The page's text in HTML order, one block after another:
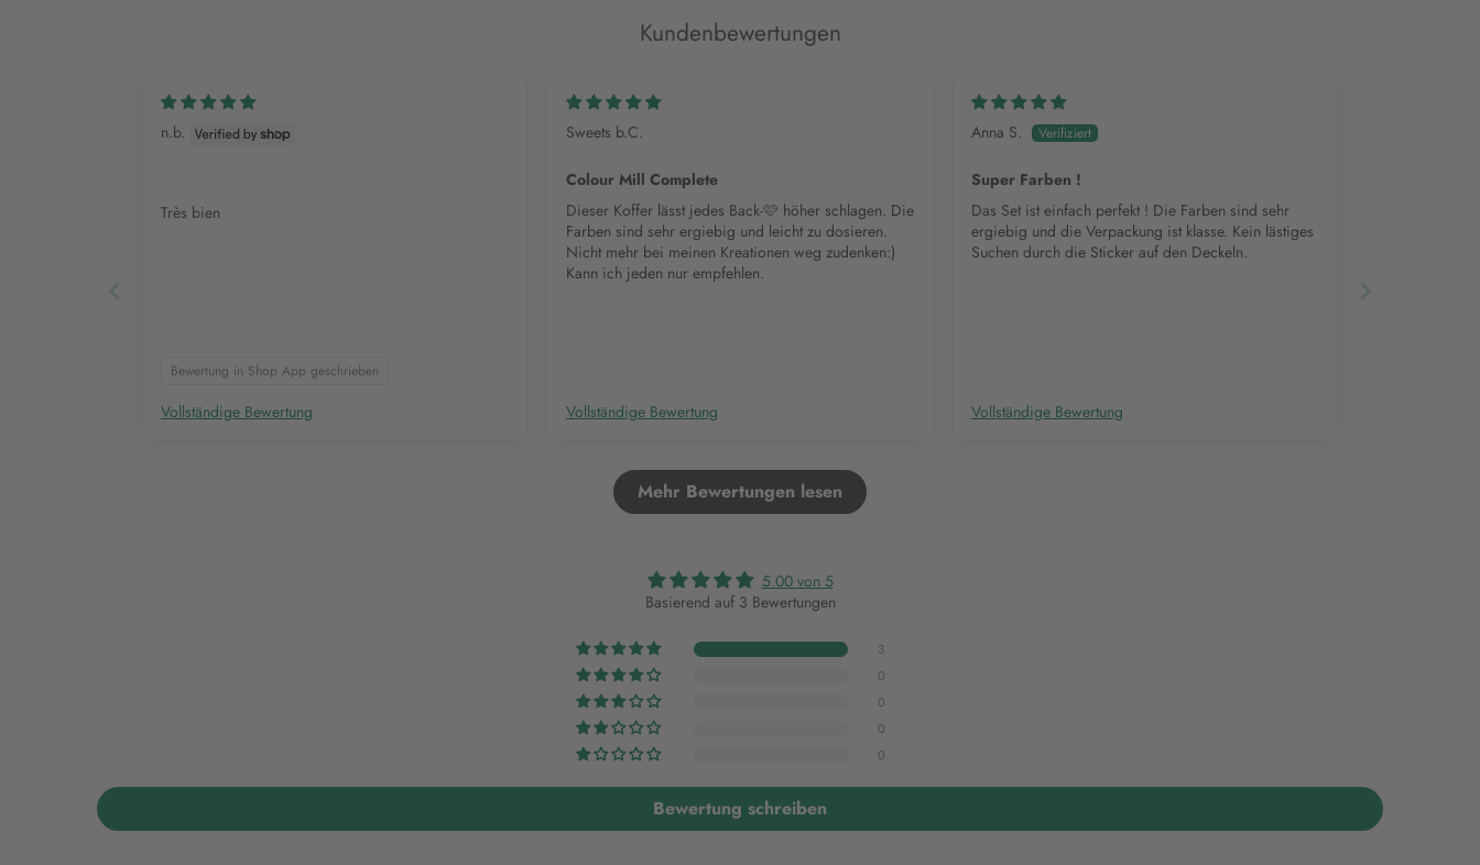
Kundenbewertungen
n.b.
Très bien
Bewertung in Shop App geschrieben
Vollständige Bewertung
Sweets b.C.
Colour Mill Complete
Dieser Koffer lässt jedes Back-🩷 höher schlagen. Die
Farben sind sehr ergiebig und leicht zu dosieren.
Nicht mehr bei meinen Kreationen weg zudenken:)
Kann ich jeden nur empfehlen.
Vollständige Bewertung
Anna S.
Super Farben !
Das Set ist einfach perfekt ! Die Farben sind sehr
ergiebig und die Verpackung ist klasse. Kein lästiges
Suchen durch die Sticker auf den Deckeln.
Vollständige Bewertung
Mehr Bewertungen lesen
5.00 von 5
Basierend auf 3 Bewertungen
3
0
0
0
0
Bewertung schreiben